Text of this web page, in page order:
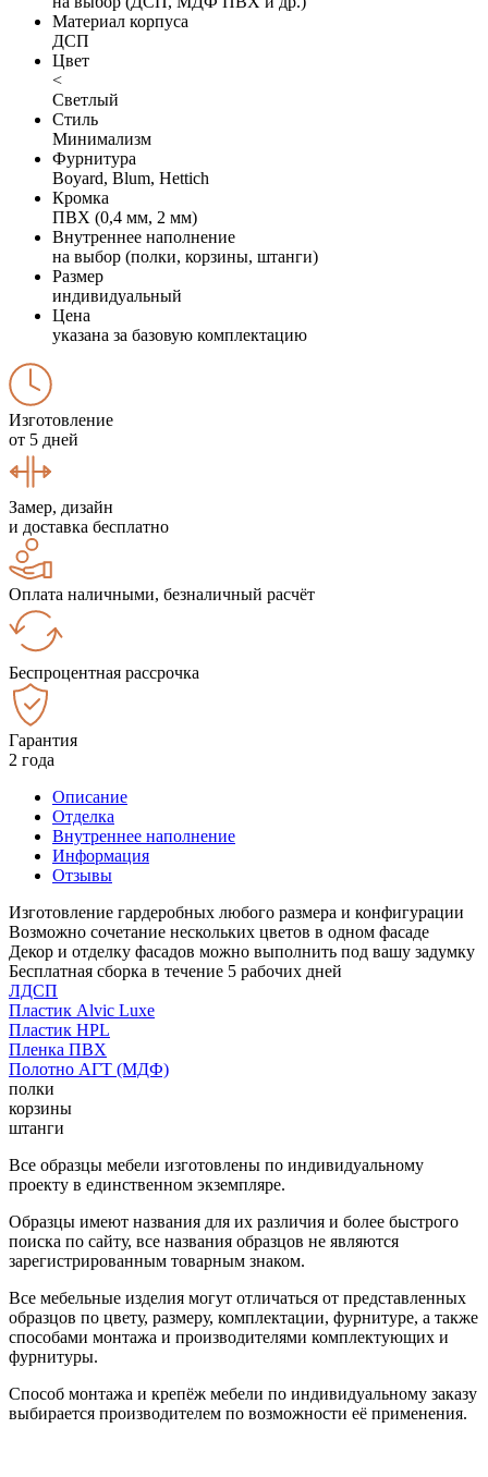
Материал корпуса
ДСП
Цвет
<
Светлый
Стиль
Минимализм
Фурнитура
Boyard, Blum, Hettich
Кромка
ПВХ (0,4 мм, 2 мм)
Внутреннее наполнение
на выбор (полки, корзины, штанги)
Размер
индивидуальный
Цена
указана за базовую комплектацию
Изготовление
от 5 дней
Замер, дизайн
и доставка бесплатно
Оплата наличными, безналичный расчёт
Беспроцентная рассрочка
Гарантия
2 года
Описание
Отделка
Внутреннее наполнение
Информация
Отзывы
Изготовление гардеробных любого размера и конфигурации
Возможно сочетание нескольких цветов в одном фасаде
Декор и отделку фасадов можно выполнить под вашу задумку
Бесплатная сборка в течение 5 рабочих дней
ЛДСП
Пластик Alvic Luxe
Пластик HPL
Пленка ПВХ
Полотно АГТ (МДФ)
полки
корзины
штанги
Все образцы мебели изготовлены по индивидуальному
проекту в единственном экземпляре.
Образцы имеют названия для их различия и более быстрого
поиска по сайту, все названия образцов не являются
зарегистрированным товарным знаком.
Все мебельные изделия могут отличаться от представленных
образцов по цвету, размеру, комплектации, фурнитуре, а также
способами монтажа и производителями комплектующих и
фурнитуры.
Способ монтажа и крепёж мебели по индивидуальному заказу
выбирается производителем по возможности её применения.